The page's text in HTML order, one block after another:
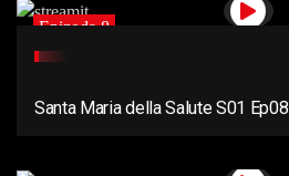
Epizoda 8
Santa Maria della Salute S01 Ep08